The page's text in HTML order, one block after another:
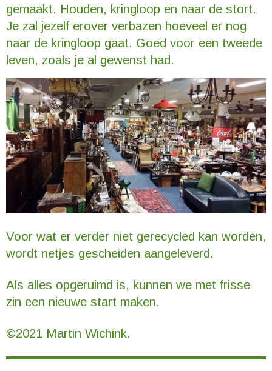
gemaakt. Houden, kringloop en naar de stort.
Je zal jezelf erover verbazen hoeveel er nog
naar de kringloop gaat. Goed voor een tweede
leven, zoals je al gewenst had.
Voor wat er verder niet gerecycled kan worden,
wordt netjes gescheiden aangeleverd.
Als alles opgeruimd is, kunnen we met frisse
zin een nieuwe start maken.
©2021 Martin Wichink.